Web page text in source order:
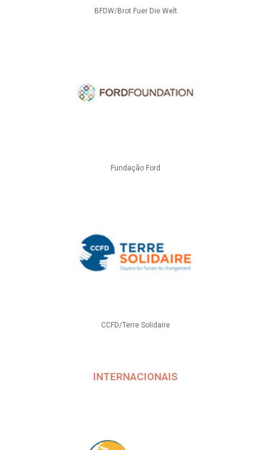
BFDW/Brot Fuer Die Welt
Fundação Ford
CCFD/Terre Solidaire
INTERNACIONAIS